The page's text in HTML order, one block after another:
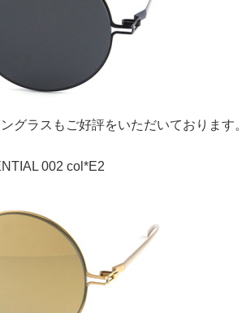
グラスもご好評をいただいております。
002 col*E2